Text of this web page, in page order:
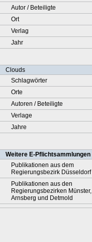
Autor / Beteiligte
Ort
Verlag
Jahr
Clouds
Schlagwörter
Orte
Autoren / Beteiligte
Verlage
Jahre
Weitere E-Pflichtsammlungen
Publikationen aus dem
Regierungsbezirk Düsseldorf
Publikationen aus den
Regierungsbezirken Münster,
Arnsberg und Detmold